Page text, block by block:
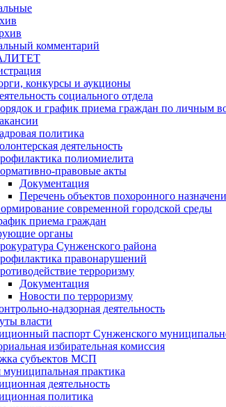
комментарий
конкурсы и аукционы
социального отдела
и график приема граждан по личным
политика
деятельность
полиомиелита
правовые акты
Документация
Перечень объектов похоронного
современной городской среды
приема граждан
органы
Сунженского района
правонарушений
терроризму
Документация
Новости по терроризму
надзорная деятельность
власти
паспорт Сунженского
избирательная комиссия
субъектов МСП
практика
деятельность
политика